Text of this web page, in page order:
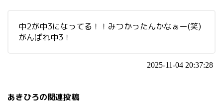
中2が中3になってる！！みつかったんかなぁー(笑)
がんばれ中3！
2025-11-04 20:37:28
あきひろの関連投稿